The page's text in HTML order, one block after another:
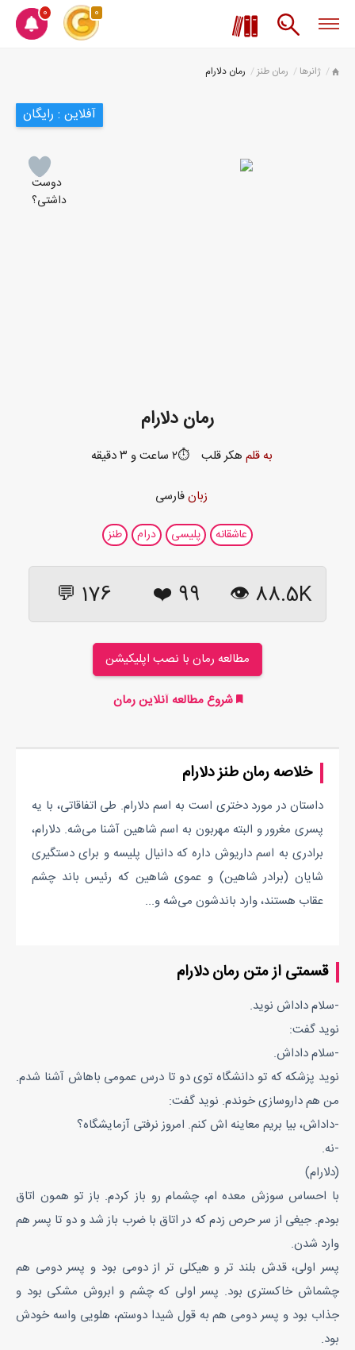
0 0
ژانرها رمان طنز رمان دلارام
آفلاین : رایگان
دوست
داشتی؟
رمان دلارام
به قلم هکر قلب ⏱️۲ ساعت و ۳ دقیقه
زبانفارسی
عاشقانه پلیسی درام طنز
88.5K 👁
99
❤️
176 💬
مطالعه رمان با نصب اپلیکیشن
شروع مطالعه آنلاین رمان
خلاصه رمان طنز دلارام
داستان در مورد دختری است به اسم دلارام. طی اتفاقاتی، با یه
پسری مغرور و البته مهربون به اسم شاهین آشنا می‌شه. دلارام،
برادری به اسم داریوش داره که دانیال پلیسه و برای دستگیری
شایان (برادر شاهین) و عموی شاهین که رئیس باند چشم
عقاب هستند، وارد باندشون می‌شه و...
قسمتی از متن رمان دلارام
-سلام داداش نوید.
نوید گفت:
-سلام داداش.
نوید پزشکه که تو دانشگاه توی دو تا درس عمومی باهاش آشنا شدم.
من هم داروسازی خوندم. نوید گفت:
-داداش، بیا بریم معاینه اش کنم. امروز نرفتی آزمایشگاه؟
-نه.
(دلارام)
با احساس سوزش معده ام، چشمام رو باز کردم. باز تو همون اتاق
بودم. جیغی از سر حرص زدم که در اتاق با ضرب باز شد و دو تا پسر هم
وارد شدن.
پسر اولی، قدش بلند تر و هیکلی تر از دومی بود و پسر دومی هم
چشماش خاکستری بود. پسر اولی که چشم و ابروش مشکی بود و
جذاب بود و پسر دومی هم به قول شیدا دوستم، هلویی واسه خودش
بود.